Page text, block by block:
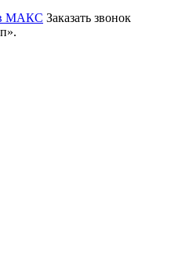
Заказать звонок